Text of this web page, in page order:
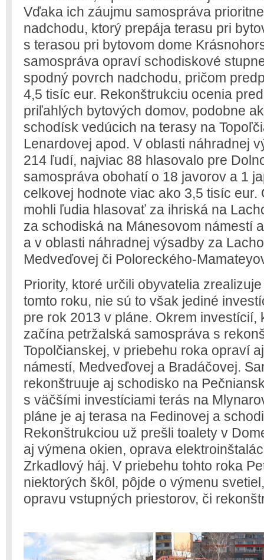
Vďaka ich záujmu samospráva
nadchodu, ktorý prepája terasu pri
s terasou pri bytovom dome
samospráva opraví schodiskové
spodný povrch nadchodu, pričom
4,5 tisíc eur. Rekonštrukciu ocenia
priľahlých bytových domov, podobne
schodísk vedúcich na terasy na
Lenardovej apod. V oblasti náhradnej
214 ľudí, najviac 88 hlasovalo pre
samospráva obohatí o 18 javorov a 1
celkovej hodnote viac ako 3,5 tisíc
mohli ľudia hlasovať za ihriská na
za schodiská na Mánesovom námestí
a v oblasti náhradnej výsadby za
Medveďovej či Poloreckého-
Priority, ktoré určili obyvatelia
tomto roku, nie sú to však jediné
pre rok 2013 v pláne. Okrem investícií,
začína petržalská samospráva s
Topolčianskej, v priebehu roka opraví
námestí, Medveďovej a Bradáčovej.
rekonštruuje aj schodisko na
s väčšími investíciami terás na
pláne je aj terasa na Fedinovej a
Rekonštrukciou už prešli toalety v
aj výmena okien, oprava
Zrkadlový háj. V priebehu tohto roka
niektorých škôl, pôjde o výmenu
opravu vstupných priestorov, či